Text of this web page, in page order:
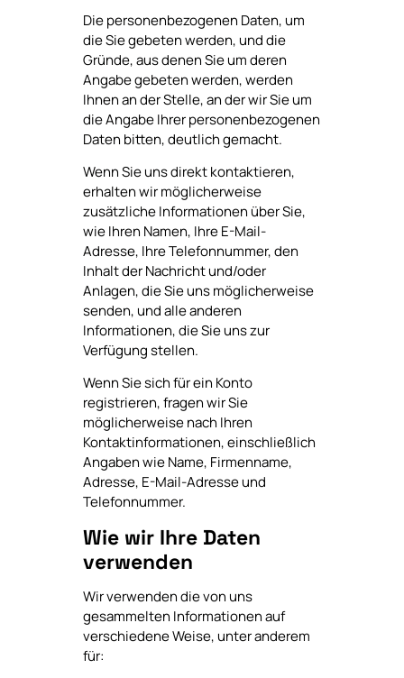
Die personenbezogenen Daten, um
die Sie gebeten werden, und die
Gründe, aus denen Sie um deren
Angabe gebeten werden, werden
Ihnen an der Stelle, an der wir Sie um
die Angabe Ihrer personenbezogenen
Daten bitten, deutlich gemacht.
Wenn Sie uns direkt kontaktieren,
erhalten wir möglicherweise
zusätzliche Informationen über Sie,
wie Ihren Namen, Ihre E-Mail-
Adresse, Ihre Telefonnummer, den
Inhalt der Nachricht und/oder
Anlagen, die Sie uns möglicherweise
senden, und alle anderen
Informationen, die Sie uns zur
Verfügung stellen.
Wenn Sie sich für ein Konto
registrieren, fragen wir Sie
möglicherweise nach Ihren
Kontaktinformationen, einschließlich
Angaben wie Name, Firmenname,
Adresse, E-Mail-Adresse und
Telefonnummer.
Wie wir Ihre Daten
verwenden
Wir verwenden die von uns
gesammelten Informationen auf
verschiedene Weise, unter anderem
für: